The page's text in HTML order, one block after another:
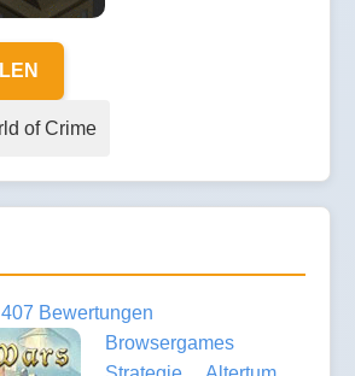
of Crime
407 Bewertungen
Browsergames